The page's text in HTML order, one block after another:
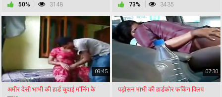
50% 3148 73% 3435
09:45
अमीर देसी भाभी की हार्ड चुदाई मॉनिंग के
07:30
पड़ोसन भाभी की हार्डकोर फकिंग क्लिप